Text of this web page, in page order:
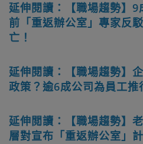
延伸閱讀：【職場趨勢】
前「重返辦公室」專家反
亡！
延伸閱讀：【職場趨勢】
政策？逾6成公司為員工推
延伸閲讀：【職場趨勢】
層對宣布「重返辦公室」